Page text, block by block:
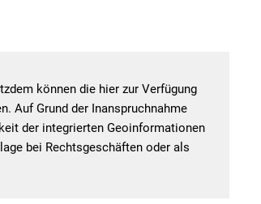
können die hier zur Verfügung
Auf Grund der Inanspruchnahme
der integrierten Geoinformationen
bei Rechtsgeschäften oder als